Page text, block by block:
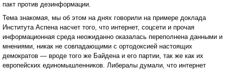
пакт против дезинформации.
Тема знакомая, мы об этом на днях говорили на примере доклада
Института Аспена насчет того, что интернет, соцсети и прочая
информационная среда неожиданно оказалась переполнена данными и
мнениями, никак не совпадающими с ортодоксией настоящих
демократов — вроде того же Байдена и его партии, так же как их
европейских единомышленников. Либералы думали, что интернет